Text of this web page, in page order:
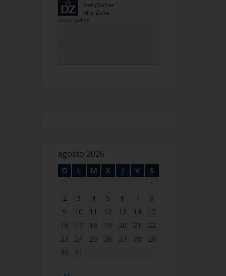
agosto 2026
D L M X J V
S
1
2
3 4 5 6 7
8
9
10 11 12 13 14
15
16
17 18 19 20 21
22
23
24 25 26 27 28
29
30
31